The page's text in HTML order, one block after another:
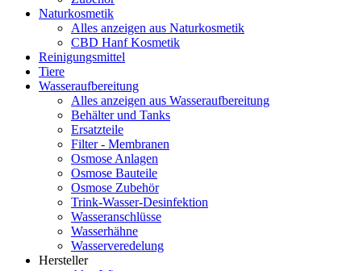
Naturkosmetik
Alles anzeigen aus Naturkosmetik
CBD Hanf Kosmetik
Reinigungsmittel
Tiere
Wasseraufbereitung
Alles anzeigen aus Wasseraufbereitung
Behälter und Tanks
Ersatzteile
Filter - Membranen
Osmose Anlagen
Osmose Bauteile
Osmose Zubehör
Trink-Wasser-Desinfektion
Wasseranschlüsse
Wasserhähne
Wasserveredelung
Hersteller